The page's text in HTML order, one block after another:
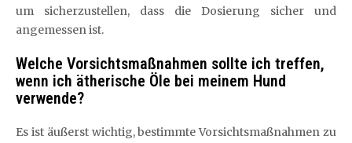
um sicherzustellen, dass die Dosierung sicher und
angemessen ist.
Welche Vorsichtsmaßnahmen sollte ich treffen,
wenn ich ätherische Öle bei meinem Hund
verwende?
Es ist äußerst wichtig, bestimmte Vorsichtsmaßnahmen zu